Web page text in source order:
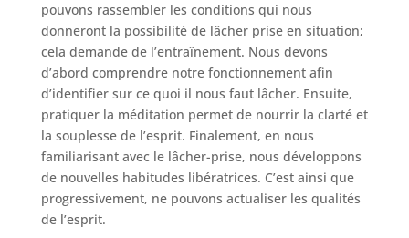
pouvons rassembler les conditions qui nous
donneront la possibilité de lâcher prise en situation;
cela demande de l’entraînement. Nous devons
d’abord comprendre notre fonctionnement afin
d’identifier sur ce quoi il nous faut lâcher. Ensuite,
pratiquer la méditation permet de nourrir la clarté et
la souplesse de l’esprit. Finalement, en nous
familiarisant avec le lâcher-prise, nous développons
de nouvelles habitudes libératrices. C’est ainsi que
progressivement, ne pouvons actualiser les qualités
de l’esprit.